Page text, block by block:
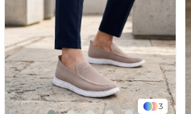
3